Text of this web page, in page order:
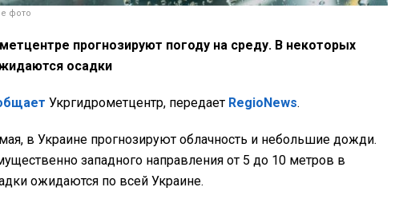
фото
прогнозируют погоду на среду. В некоторых
осадки
Укргидрометцентр, передает RegioNews.
в Украине прогнозируют облачность и небольшие дожди.
западного направления от 5 до 10 метров в
ожидаются по всей Украине.